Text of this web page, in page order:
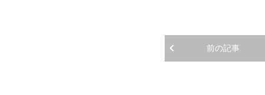
前の記事